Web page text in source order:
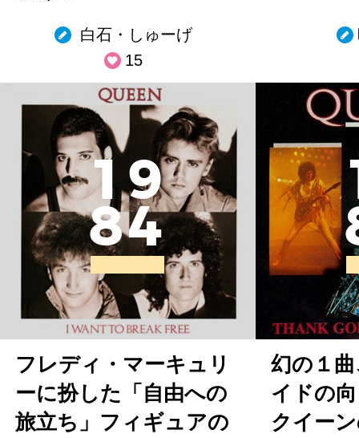
白石・しゅーげ
15
1 9
84
フレディ・マーキュリ
ーに扮した「自由への
旅立ち」フィギュアの
幻の１
イドの
クイー